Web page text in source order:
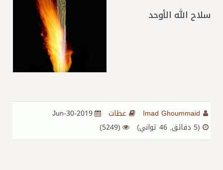
سلاح الله الأوحد
Imad Ghoummaid عظات
2019-Jun-30
(5 دقائق, 46 ثواني)
(5249)